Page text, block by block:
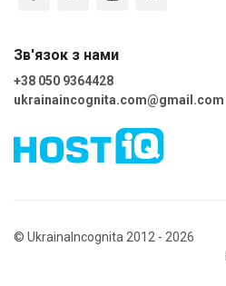
Зв'язок з нами
+38 050 9364428
ukrainaincognita.com@gmail.com
© UkrainaIncognita 2012 - 2026